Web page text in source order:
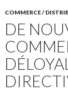
COMMERCE /
DE